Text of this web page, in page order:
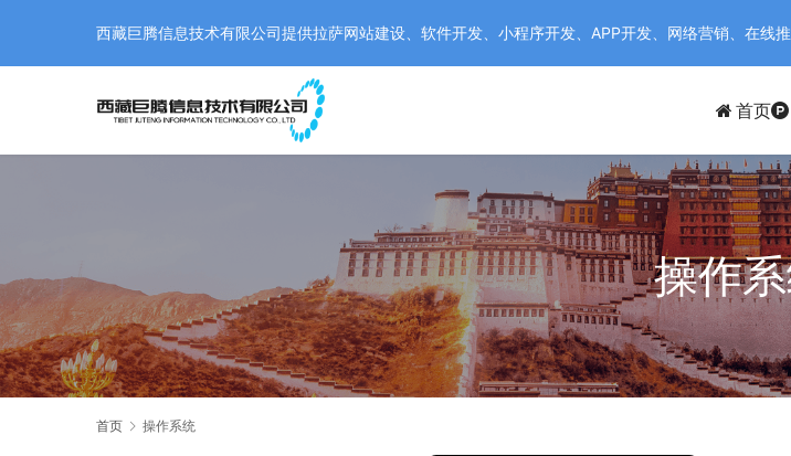
西藏巨腾信息技术有限公司提供拉萨网站建设、软件开发、小程序开发、APP开发、网络营销、在
首页
操作
首页 操作系统